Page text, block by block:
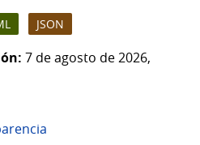
JSON
7 de agosto de 2026,